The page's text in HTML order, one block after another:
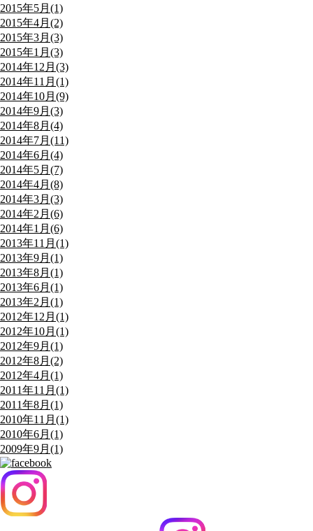
2015年5月(1)
2015年4月(2)
2015年3月(3)
2015年1月(3)
2014年12月(3)
2014年11月(1)
2014年10月(9)
2014年9月(3)
2014年8月(4)
2014年7月(11)
2014年6月(4)
2014年5月(7)
2014年4月(8)
2014年3月(3)
2014年2月(6)
2014年1月(6)
2013年11月(1)
2013年9月(1)
2013年8月(1)
2013年6月(1)
2013年2月(1)
2012年12月(1)
2012年10月(1)
2012年9月(1)
2012年8月(2)
2012年4月(1)
2011年11月(1)
2011年8月(1)
2010年11月(1)
2010年6月(1)
2009年9月(1)